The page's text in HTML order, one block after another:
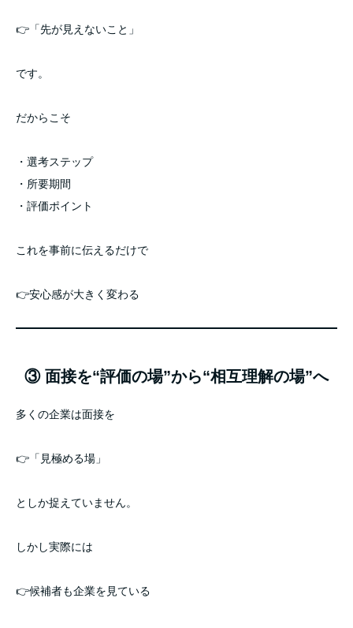
👉「先が見えないこと」
です。
だからこそ
・選考ステップ
・所要期間
・評価ポイント
これを事前に伝えるだけで
👉安心感が大きく変わる
③ 面接を“評価の場”から“相互理解の場”へ
多くの企業は面接を
👉「見極める場」
としか捉えていません。
しかし実際には
👉候補者も企業を見ている